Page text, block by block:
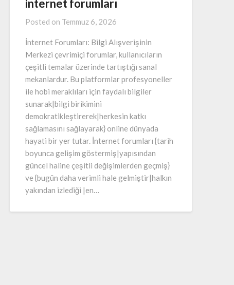
internet forumları
Posted on Temmuz 6, 2026
İnternet Forumları: Bilgi Alışverişinin
Merkezi çevrimiçi forumlar, kullanıcıların
çeşitli temalar üzerinde tartıştığı sanal
mekanlardur. Bu platformlar profesyoneller
ile hobi meraklıları için faydalı bilgiler
sunarak|bilgi birikimini
demokratikleştirerek|herkesin katkı
sağlamasını sağlayarak} online dünyada
hayati bir yer tutar. İnternet forumları {tarih
boyunca gelişim göstermiş|yapısından
güncel haline çeşitli değişimlerden geçmiş}
ve {bugün daha verimli hale gelmiştir|halkın
yakından izlediği |en…